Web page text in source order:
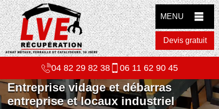
MENU
Devis gratuit
04 82 29 82 38 06 11 62 90 45
Entreprise vidage et débarras
entreprise et locaux industriel